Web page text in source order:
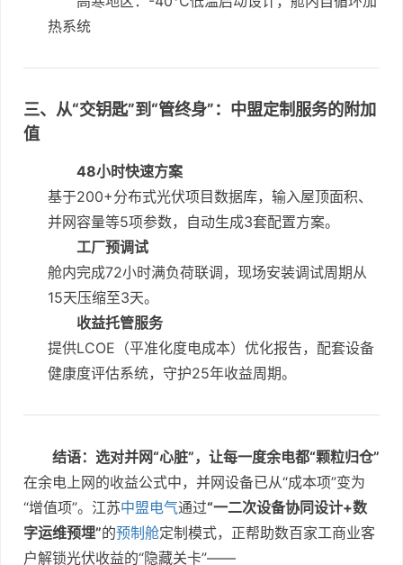
热系统
三、从“交钥匙”到“管终身”：中盟定制服务的附加
值
48小时快速方案
基于200+分布式光伏项目数据库，输入屋顶面积、
并网容量等5项参数，自动生成3套配置方案。
工厂预调试
舱内完成72小时满负荷联调，现场安装调试周期从
15天压缩至3天。
收益托管服务
提供LCOE（平准化度电成本）优化报告，配套设备
健康度评估系统，守护25年收益周期。
结语：选对并网“心脏”，让每一度余电都“颗粒归仓”
在余电上网的收益公式中，并网设备已从“成本项”变为
“增值项”。江苏中盟电气通过“一二次设备协同设计+数
字运维预埋”的预制舱定制模式，正帮助数百家工商业客
户解锁光伏收益的“隐藏关卡”——